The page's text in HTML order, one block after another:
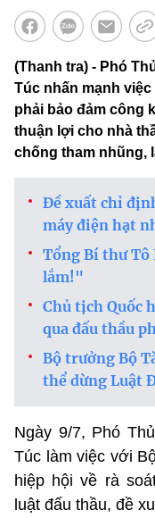
(Thanh tra) - Phó
Túc nhấn mạnh
phải bảo đảm công
thuận lợi cho nhà
chống tham nhũng,
Đề xuất chỉ
máy điện hạt
Tổng Bí thư
lắm!"
Chủ tịch Quốc
qua đấu thầu
Bộ trưởng Bộ
thể dừng Luật
Ngày 9/7, Phó
Túc làm việc với
hiệp hội về rà
luật đấu thầu, đề